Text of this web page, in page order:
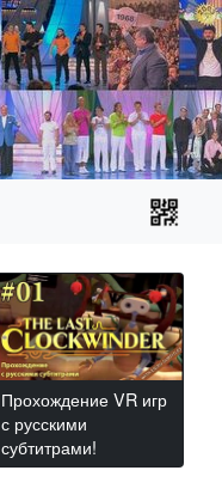
Прохождение VR игр
с русскими
субтитрами!